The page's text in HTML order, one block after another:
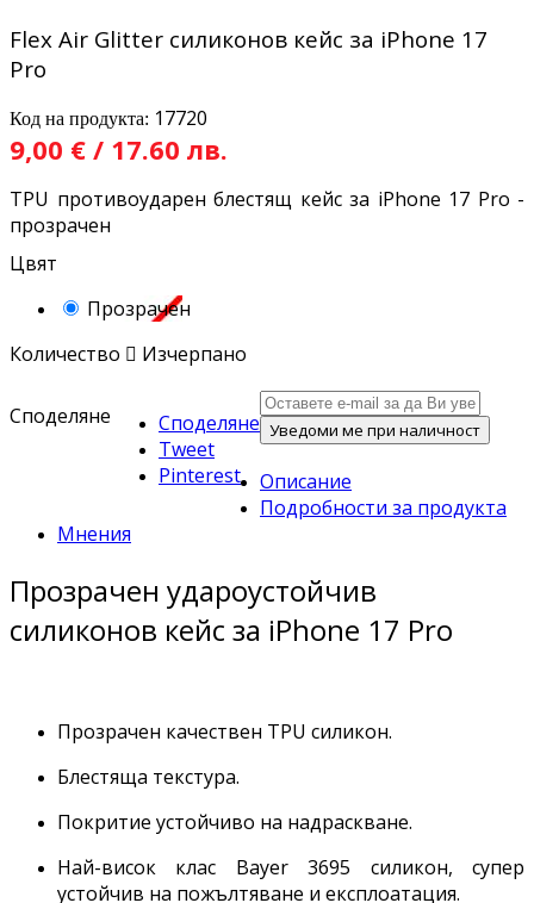
Flex Air Glitter силиконов кейс за iPhone 17
Pro
Код на продукта: 17720
9,00 € / 17.60 лв.
TPU противоударен блестящ кейс за iPhone 17 Pro -
прозрачен
Цвят
Прозрачен
Количество  Изчерпано
Споделяне
Споделяне
Tweet
Pinterest
Уведоми ме при наличност
Описание
Подробности за продукта
Мнения
Прозрачен удароустойчив
силиконов кейс за iPhone 17 Pro
Прозрачен качествен TPU силикон.
Блестяща текстура.
Покритие устойчиво на надраскване.
Най-висок клас Bayer 3695 силикон, супер
устойчив на пожълтяване и експлоатация.